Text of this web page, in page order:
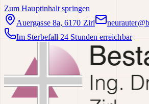
Zum Hauptinhalt springen
Auergasse 8a, 6170 Zirl
Im Sterbefall 24 Stunden erreichbar